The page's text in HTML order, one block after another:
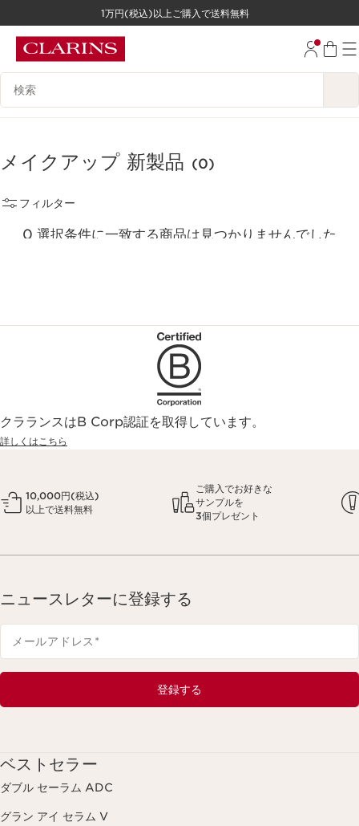
コンテンツへ移動
1万円(税込)以上ご購入で送料無料
検索候補
メイクアップ 新製品 (0)
フィルター
0 選択条件に一致する商品は見つかりませんでした
クラランスはB Corp認証を取得しています。
詳しくはこちら
10,000円(税込)
以上で送料無料
ご購入でお好きな
サンプルを
3個プレゼント
ニュースレターに登録する
メールアドレス *
登録する
ベストセラー
ダブル セーラム ADC
グラン アイ セラム V